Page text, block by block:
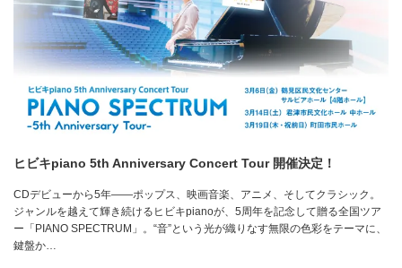
ヒビキpiano 5th Anniversary Concert Tour 開催決定！
CDデビューから5年——ポップス、映画音楽、アニメ、そしてクラシック。
ジャンルを越えて輝き続けるヒビキpianoが、5周年を記念して贈る全国ツア
ー「PIANO SPECTRUM」。“音”という光が織りなす無限の色彩をテーマに、
鍵盤か…